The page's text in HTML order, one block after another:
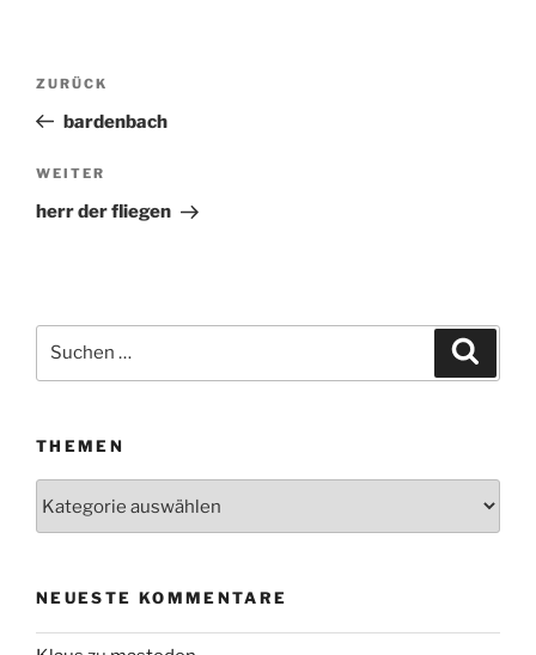
Beitragsnavigation
Vorheriger
Beitrag
ZURÜCK
bardenbach
Nächster
Beitrag
WEITER
herr der fliegen
Suchen
THEMEN
NEUESTE KOMMENTARE